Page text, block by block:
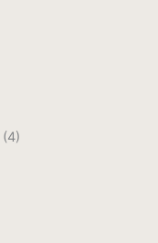
(4)